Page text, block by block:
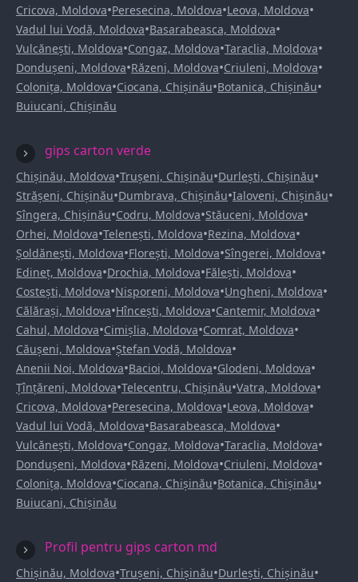
Cricova, Moldova•Peresecina, Moldova•Leova, Moldova•
Vadul lui Vodă, Moldova•Basarabeasca, Moldova•
Vulcănești, Moldova•Congaz, Moldova•Taraclia, Moldova•
Dondușeni, Moldova•Răzeni, Moldova•Criuleni, Moldova•
Colonița, Moldova•Ciocana, Chișinău•Botanica, Chișinău•
Buiucani, Chișinău
gips carton verde
Chișinău, Moldova•Trușeni, Chișinău•Durlești, Chișinău•
Strășeni, Chișinău•Dumbrava, Chișinău•Ialoveni, Chișinău•
Sîngera, Chișinău•Codru, Moldova•Stăuceni, Moldova•
Orhei, Moldova•Telenești, Moldova•Rezina, Moldova•
Șoldănești, Moldova•Florești, Moldova•Sîngerei, Moldova•
Edineț, Moldova•Drochia, Moldova•Fălești, Moldova•
Costești, Moldova•Nisporeni, Moldova•Ungheni, Moldova•
Călărași, Moldova•Hîncești, Moldova•Cantemir, Moldova•
Cahul, Moldova•Cimișlia, Moldova•Comrat, Moldova•
Căușeni, Moldova•Ștefan Vodă, Moldova•
Anenii Noi, Moldova•Bacioi, Moldova•Glodeni, Moldova•
Țînțăreni, Moldova•Telecentru, Chișinău•Vatra, Moldova•
Cricova, Moldova•Peresecina, Moldova•Leova, Moldova•
Vadul lui Vodă, Moldova•Basarabeasca, Moldova•
Vulcănești, Moldova•Congaz, Moldova•Taraclia, Moldova•
Dondușeni, Moldova•Răzeni, Moldova•Criuleni, Moldova•
Colonița, Moldova•Ciocana, Chișinău•Botanica, Chișinău•
Buiucani, Chișinău
Profil pentru gips carton md
Chișinău, Moldova•Trușeni, Chișinău•Durlești, Chișinău•